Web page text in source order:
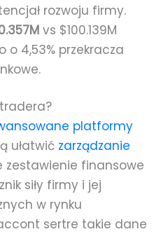
rozwoju firmy.
vs $100.139M
o 4,53% przekracza
platformy
ułatwić zarządzanie
zestawienie finansowe
siły firmy i jej
w rynku
sertre takie dane